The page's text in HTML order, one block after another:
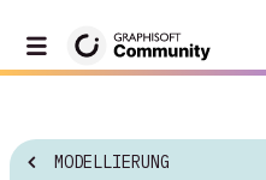
MODELLIERUNG